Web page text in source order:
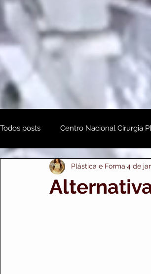
Todos posts Centro Nacional Cirurgia
Estética & Beleza MENTE e
Plástica e Forma 4 de